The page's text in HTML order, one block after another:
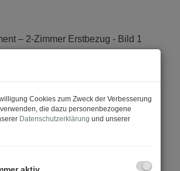
Cookies zum Zweck der Verbesserung
die dazu personenbezogene
Datenschutzerklärung und unserer